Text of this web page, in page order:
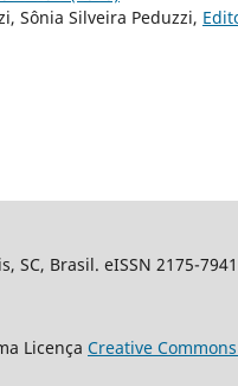
Sônia Silveira Peduzzi,
SC, Brasil. eISSN 2175-7941
Licença Creative